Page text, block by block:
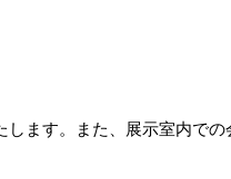
ます。また、展示室内での